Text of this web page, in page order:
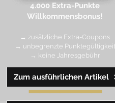
Zum ausführlichen Artikel
4.000 Extra-Punkte
Willkommensbonus!
→ zusätzliche Extra-Coupons
→ unbegrenzte Punktegültigkeit
→ keine Jahresgebühr
━━━━━━━